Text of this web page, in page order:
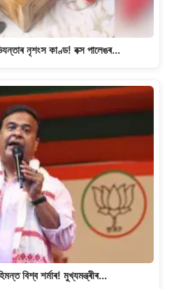
নৃশংস কাণ্ড! বক্স পালেঙৰ…
বিশ্ব শৰ্মাৰ! মুখ্যমন্ত্ৰীৰ…